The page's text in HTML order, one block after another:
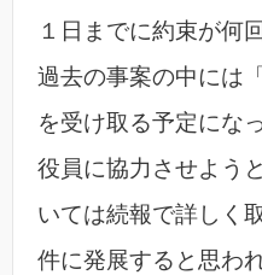
１日までに約束が何
過去の事案の中には
を受け取る予定にな
役員に協力させよう
いては続報で詳しく
件に発展すると思わ